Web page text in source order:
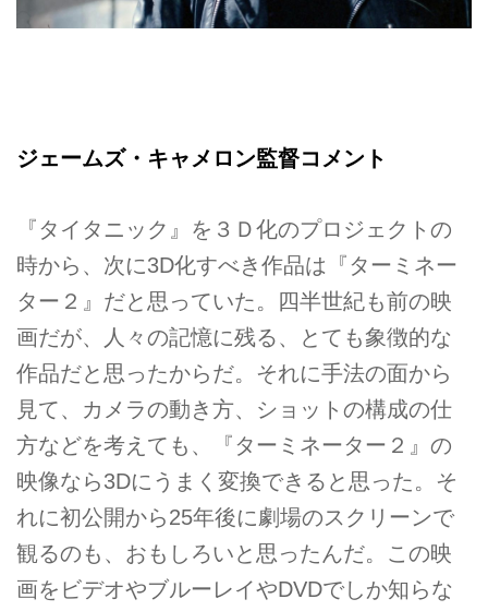
ジェームズ・キャメロン監督コメント
『タイタニック』を３Ｄ化のプロジェクトの
時から、次に3D化すべき作品は『ターミネー
ター２』だと思っていた。四半世紀も前の映
画だが、人々の記憶に残る、とても象徴的な
作品だと思ったからだ。それに手法の面から
見て、カメラの動き方、ショットの構成の仕
方などを考えても、『ターミネーター２』の
映像なら3Dにうまく変換できると思った。そ
れに初公開から25年後に劇場のスクリーンで
観るのも、おもしろいと思ったんだ。この映
画をビデオやブルーレイやDVDでしか知らな